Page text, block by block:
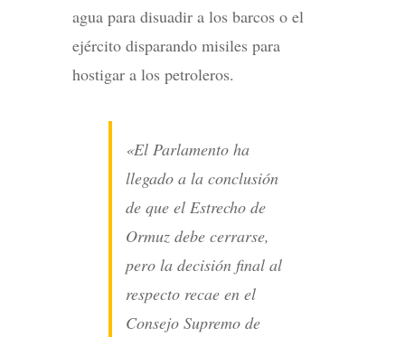
agua para disuadir a los barcos o el
ejército disparando misiles para
hostigar a los petroleros.
«El Parlamento ha
llegado a la conclusión
de que el Estrecho de
Ormuz debe cerrarse,
pero la decisión final al
respecto recae en el
Consejo Supremo de